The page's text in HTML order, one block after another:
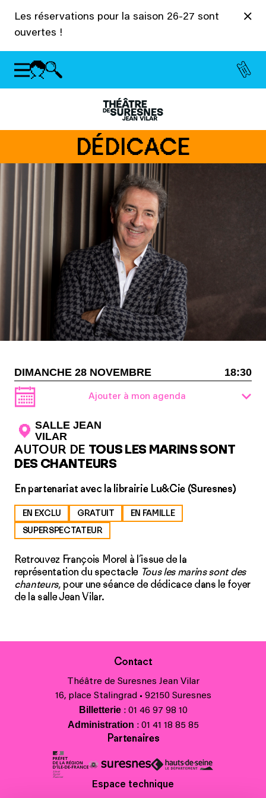
Les réservations pour la saison 26-27 sont
ouvertes !
DÉDICACE
DIMANCHE 28 NOVEMBRE 18:30
Ajouter à mon agenda
SALLE JEAN
VILAR
AUTOUR DE TOUS LES MARINS SONT
DES CHANTEURS
En partenariat avec la librairie Lu&Cie (Suresnes)
EN EXCLU GRATUIT
EN FAMILLE
SUPERSPECTATEUR
Retrouvez François Morel à l’issue de la
représentation du spectacle Tous les marins sont des
chanteurs, pour une séance de dédicace dans le foyer
de la salle Jean Vilar.
Contact
Théâtre de Suresnes Jean Vilar
16, place Stalingrad • 92150 Suresnes
Billetterie: 01 46 97 98 10
Administration : 01 41 18 85 85
Partenaires
Espace technique